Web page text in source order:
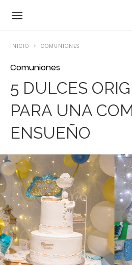
INICIO COMUNIONES
Comuniones
5 DULCES
PARA UNA
ENSUEÑO